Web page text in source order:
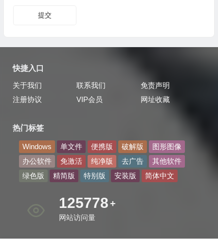
提交
快捷入口
关于我们 联系我们
免责声明
注册协议
VIP会员 网址收藏
热门标签
Windows 单文件 便携版 破解版
图形图像
办公软件
免激活 纯净版 去广告
其他软件
绿色版
精简版 特别版 安装版 简体中文
137347 +
网站访问量